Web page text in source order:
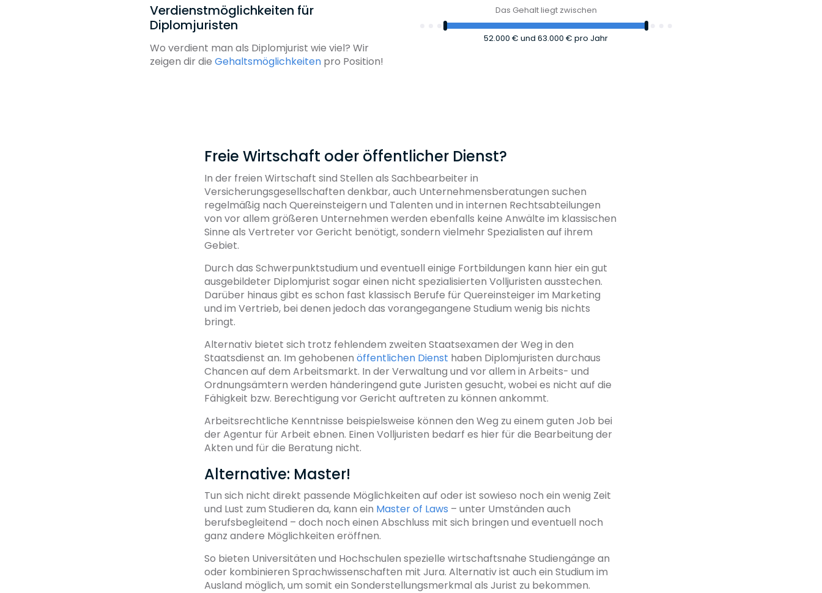
Verdienstmöglichkeiten für
Diplomjuristen
Wo verdient man als Diplomjurist wie viel? Wir
zeigen dir dieGehaltsmöglichkeiten pro Position!
Das Gehalt liegt zwischen
52.000 €und63.000 €pro Jahr
Freie Wirtschaft oder öffentlicher Dienst?
In der freien Wirtschaft sind Stellen als Sachbearbeiter in
Versicherungsgesellschaften denkbar, auch Unternehmensberatungen suchen
regelmäßig nach Quereinsteigern und Talenten und in internen Rechtsabteilungen
von vor allem größeren Unternehmen werden ebenfalls keine Anwälte im klassischen
Sinne als Vertreter vor Gericht benötigt, sondern vielmehr Spezialisten auf ihrem
Gebiet.
Durch das Schwerpunktstudium und eventuell einige Fortbildungen kann hier ein gut
ausgebildeter Diplomjurist sogar einen nicht spezialisierten Volljuristen ausstechen.
Darüber hinaus gibt es schon fast klassisch Berufe für Quereinsteiger im Marketing
und im Vertrieb, bei denen jedoch das vorangegangene Studium wenig bis nichts
bringt.
Alternativ bietet sich trotz fehlendem zweiten Staatsexamen der Weg in den
Staatsdienst an. Im gehobenen öffentlichen Dienst haben Diplomjuristen durchaus
Chancen auf dem Arbeitsmarkt. In der Verwaltung und vor allem in Arbeits- und
Ordnungsämtern werden händeringend gute Juristen gesucht, wobei es nicht auf die
Fähigkeit bzw. Berechtigung vor Gericht auftreten zu können ankommt.
Arbeitsrechtliche Kenntnisse beispielsweise können den Weg zu einem guten Job bei
der Agentur für Arbeit ebnen. Einen Volljuristen bedarf es hier für die Bearbeitung der
Akten und für die Beratung nicht.
Alternative: Master!
Tun sich nicht direkt passende Möglichkeiten auf oder ist sowieso noch ein wenig Zeit
und Lust zum Studieren da, kann ein Master of Laws – unter Umständen auch
berufsbegleitend – doch noch einen Abschluss mit sich bringen und eventuell noch
ganz andere Möglichkeiten eröffnen.
So bieten Universitäten und Hochschulen spezielle wirtschaftsnahe Studiengänge an
oder kombinieren Sprachwissenschaften mit Jura. Alternativ ist auch ein Studium im
Ausland möglich, um somit ein Sonderstellungsmerkmal als Jurist zu bekommen.